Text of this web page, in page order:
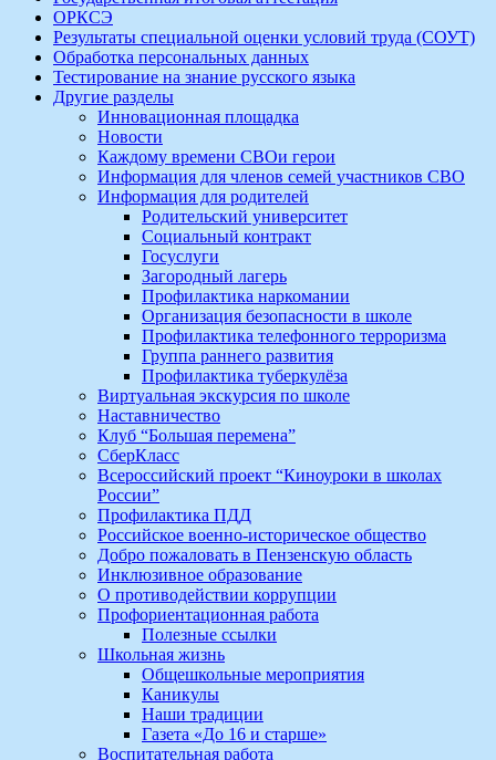
ОРКСЭ
Результаты специальной оценки условий труда (СОУТ)
Обработка персональных данных
Тестирование на знание русского языка
Другие разделы
Инновационная площадка
Новости
Каждому времени СВОи герои
Информация для членов семей участников СВО
Информация для родителей
Родительский университет
Социальный контракт
Госуслуги
Загородный лагерь
Профилактика наркомании
Организация безопасности в школе
Профилактика телефонного терроризма
Группа раннего развития
Профилактика туберкулёза
Виртуальная экскурсия по школе
Наставничество
Клуб “Большая перемена”
СберКласс
Всероссийский проект “Киноуроки в школах
России”
Профилактика ПДД
Российское военно-историческое общество
Добро пожаловать в Пензенскую область
Инклюзивное образование
О противодействии коррупции
Профориентационная работа
Полезные ссылки
Школьная жизнь
Общешкольные мероприятия
Каникулы
Наши традиции
Газета «До 16 и старше»
Воспитательная работа